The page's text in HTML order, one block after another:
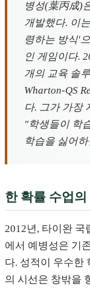
병성(葉丙成)
개발했다. 이
령하는 방식'
인 게임이다.
개의 교육 솔
Wharton-QS
다. 그가 가장
"학생들이 학
학습을 싫어
한 확률 수업의
2012년, 타이완 국
에서 예병성은 기
다. 성적이 우수한
의 시선은 창밖을